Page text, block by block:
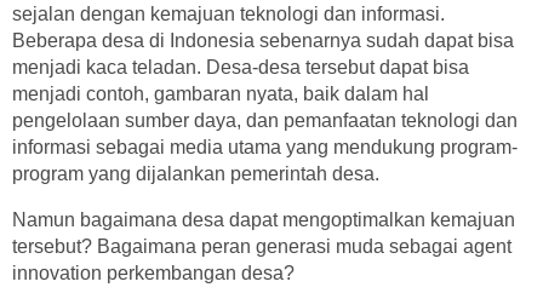
sejalan dengan kemajuan teknologi dan informasi.
Beberapa desa di Indonesia sebenarnya sudah dapat bisa
menjadi kaca teladan. Desa-desa tersebut dapat bisa
menjadi contoh, gambaran nyata, baik dalam hal
pengelolaan sumber daya, dan pemanfaatan teknologi dan
informasi sebagai media utama yang mendukung program-
program yang dijalankan pemerintah desa.
Namun bagaimana desa dapat mengoptimalkan kemajuan
tersebut? Bagaimana peran generasi muda sebagai agent
innovation perkembangan desa?